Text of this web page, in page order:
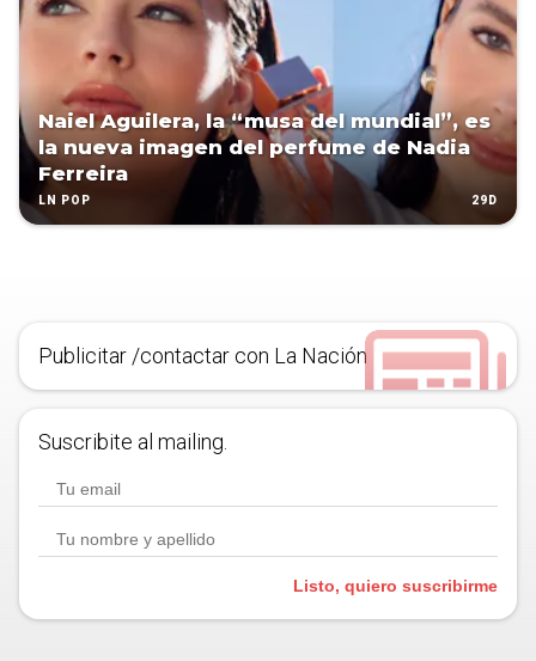
Naiel Aguilera, la “musa del mundial”, es
la nueva imagen del perfume de Nadia
Ferreira
LN POP 29D
Publicitar /contactar con La Nación
Suscribite al mailing.
Listo, quiero suscribirme